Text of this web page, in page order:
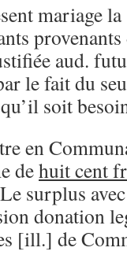
mariage
provenants
aud.
le fait du
soit
en
dehuit cent
surplus
donation
[ill.] de